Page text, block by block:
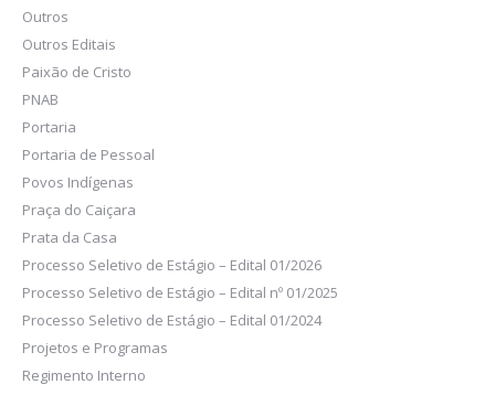
Outros
Outros Editais
Paixão de Cristo
PNAB
Portaria
Portaria de Pessoal
Povos Indígenas
Praça do Caiçara
Prata da Casa
Processo Seletivo de Estágio – Edital 01/2026
Processo Seletivo de Estágio – Edital nº 01/2025
Processo Seletivo de Estágio – Edital 01/2024
Projetos e Programas
Regimento Interno